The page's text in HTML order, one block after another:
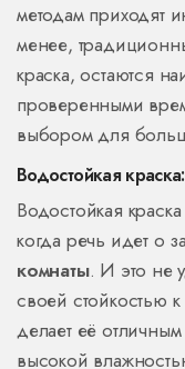
методам приходят
менее,
краска, остаются
проверенными
выбором для
Водостойкая
Водостойкая
когда речь идет о
комнаты. И это не
своей стойкостью
делает её
высокой